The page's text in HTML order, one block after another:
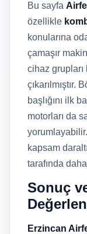
Bu sayfa Airfel
özellikle
konularına
çamaşır
cihaz
çıkarılmıştır.
başlığını ilk
motorları da
kapsam
tarafında
Sonuç
Erzincan